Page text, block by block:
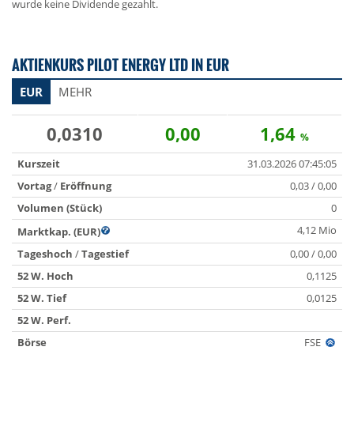
wurde keine Dividende gezahlt.
AKTIENKURS PILOT ENERGY LTD IN EUR
EUR MEHR
0,0310 0,00 1,64 %
Kurszeit
31.03.2026 07:45:05
Vortag/ Eröffnung
0,03 / 0,00
Volumen (Stück)
0
Marktkap. (EUR)
4,12 Mio
Tageshoch /Tagestief
0,00 / 0,00
52 W. Hoch
0,1125
52 W. Tief
0,0125
52 W. Perf.
Börse
FSE